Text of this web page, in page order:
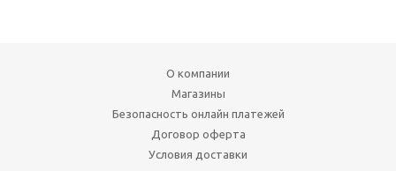
О компании
Магазины
Безопасность онлайн платежей
Договор оферта
Условия доставки